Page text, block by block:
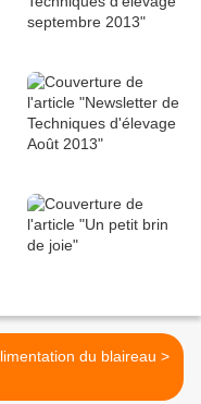
L'alimentation du blaireau >